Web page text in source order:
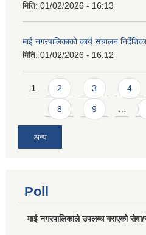
मिति: 01/02/2026 - 16:13
माई नगरपालिकाको कार्य संचालन
मिति: 01/02/2026 - 16:12
Pages
1 2 3 4
8 9
अन्य
Poll
माई नगरपालिकाले उपलब्ध गराएको